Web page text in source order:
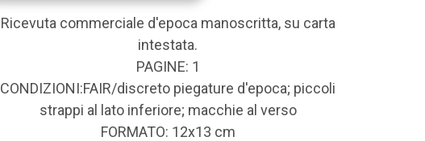
Ricevuta commerciale d'epoca manoscritta, su carta
intestata.
PAGINE: 1
CONDIZIONI:FAIR/discreto piegature d'epoca; piccoli
strappi al lato inferiore; macchie al verso
FORMATO: 12x13 cm